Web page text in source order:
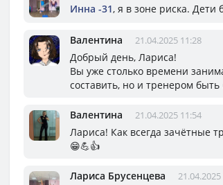
Инна -31, я в зоне риска. Дети
Валентина 21.04.2025 11:28
Добрый день, Лариса!
Вы уже столько времени
составить, но и тренером быть
Валентина 21.04.2025 11:54
Лариса! Как всегда зачётные
😁💪👍
Лариса Брусенцева